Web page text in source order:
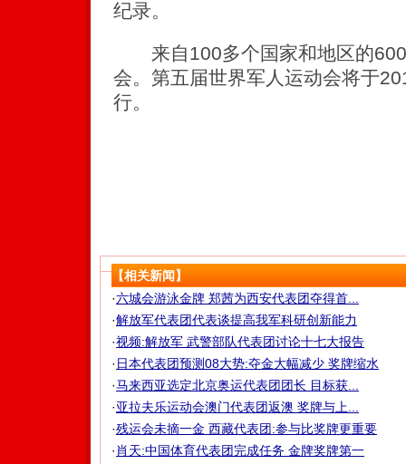
纪录。
来自100多个国家和地区的
会。第五届世界军人运动会将于
行。
【相关新闻】
·六城会游泳金牌 郑茜为西安代表团夺得首...
·解放军代表团代表谈提高我军科研创新能力
·视频:解放军 武警部队代表团讨论十七大报告
· 日本代表团预测08大势:夺金大幅减少 奖牌缩水
·马来西亚选定北京奥运代表团团长 目标获...
·亚拉夫乐运动会澳门代表团返澳 奖牌与上...
·残运会未摘一金 西藏代表团:参与比奖牌更重要
·肖天:中国体育代表团完成任务 金牌奖牌第一